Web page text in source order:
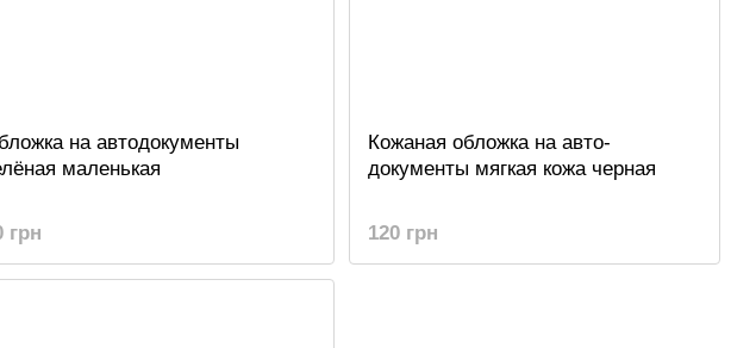
на автодокументы
маленькая
грн
Кожаная обложка на авто-
документы мягкая кожа черная
120 грн